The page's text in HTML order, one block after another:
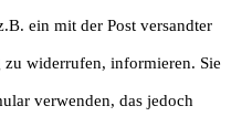
ein mit der Post versandter
zu widerrufen, informieren. Sie
verwenden, das jedoch